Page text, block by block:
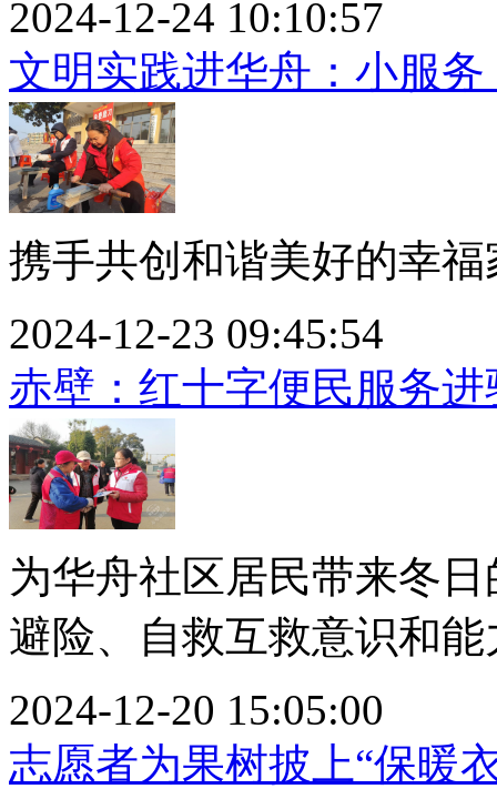
2024-12-24 10:10:57
文明实践进华舟：小服务
携手共创和谐美好的幸福
2024-12-23 09:45:54
赤壁：红十字便民服务
为华舟社区居民带来冬
避险、自救互救意识和能
2024-12-20 15:05:00
志愿者为果树披上“保暖